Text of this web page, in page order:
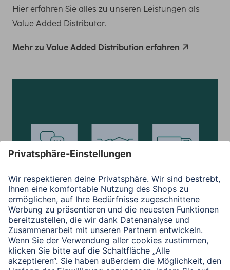
Hier erfahren Sie alles zu unseren Leistungen als
Value Added Distributor.
Mehr zu Value Added Distribution erfahren
Business-to-Business
Für Geschäftskunden bieten wir vielseitige